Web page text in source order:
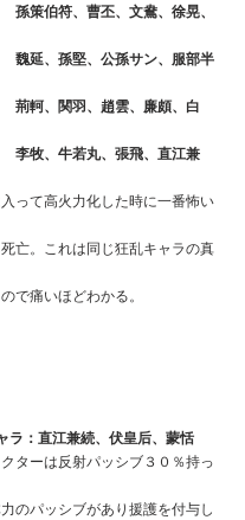
曹丕、文鴦、徐晃、
、公孫サン、服部半
、趙雲、廉頗、白
丸、張飛、直江兼
て高火力化した時に一番怖い
。これは同じ狂乱キャラの真
痛いほどわかる。
：直江兼続、伏皇后、蒙恬
ーは反射パッシブ３０％持っ
パッシブがあり援護を付与し